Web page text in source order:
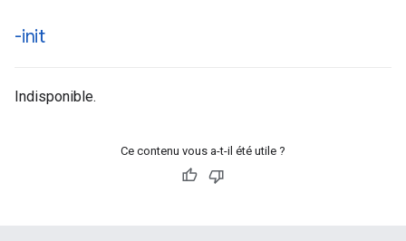
-init
Indisponible.
Ce contenu vous a-t-il été utile ?